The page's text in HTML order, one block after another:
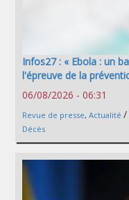
Infos27 : « Ebola : un
l'épreuve de la
06/08/2026 - 06:31
Revue de presse, Actualité /
Décès